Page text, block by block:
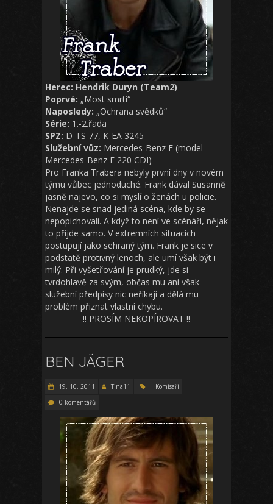
Herec: Hendrik Duryn (Team2)
Poprvé: „Most smrti“
Naposledy: „Ochrana svědků“
Série: 1.-2.řada
SPZ: D-TS 77, K-EA 3245
Služební vůz: Mercedes-Benz E (model
Mercedes-Benz E 220 CDI)
Pro Franka Trabera nebyly první dny v novém
týmu vůbec jednoduché. Frank dával Susanně
jasně najevo, co si myslí o ženách u policie.
Nenajde se snad jediná scéna, kde by se
nepopichovali. A když to není ve scénáři, nějak
to přijde samo. V extremních situacích
postupují jako sehraný tým. Frank je sice v
podstatě protivný lenoch, ale umí však být i
milý. Při vyšetřování je prudký, jde si
tvrdohlavě za svým, občas mu ani však
služební předpisy nic neříkají a dělá mu
problém přiznat vlastní chybu.
!! PROSÍM NEKOPÍROVAT !!
BEN JÄGER
19. 10. 2011 Tina11
Komisaři
0 komentářů